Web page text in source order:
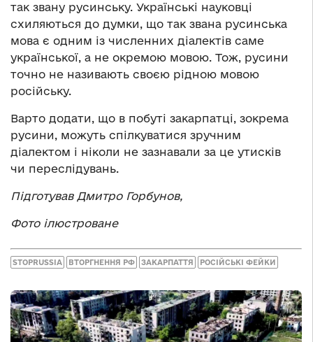
так звану русинську. Українські науковці
схиляються до думки, що так звана русинська
мова є одним із численних діалектів саме
української, а не окремою мовою. Тож, русини
точно не називають своєю рідною мовою
російську.
Варто додати, що в побуті закарпатці, зокрема
русини, можуть спілкуватися зручним
діалектом і ніколи не зазнавали за це утисків
чи переслідувань.
Підготував Дмитро Горбунов,
Фото ілюстроване
STOPRUSSIA ВТОРГНЕННЯ РФ ЗАКАРПАТТЯ РОСІЙСЬКІ ФЕЙКИ